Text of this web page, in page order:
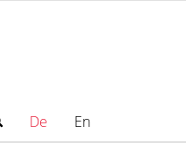
De En